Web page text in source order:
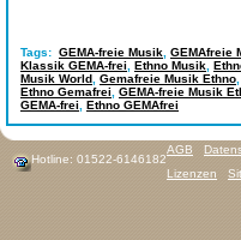
Tags: GEMA-freie Musik GEMAfreie
Klassik GEMA-frei
Ethno Musik
Musik World Gemafreie Musik Ethno
Ethno Gemafrei
GEMA-freie Musik
GEMA-frei
Ethno GEMAfrei
Hotline: 01522-6146182
AGB
Lizenzen